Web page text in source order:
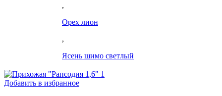
,
Орех лион
,
Ясень шимо светлый
Добавить в избранное